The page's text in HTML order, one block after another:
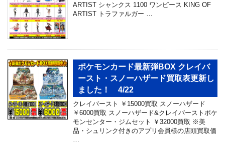
ARTIST シャンクス 1100 ワンピース KING OF
ARTIST トラファルガー …
ポケモンカード最新弾BOX クレイバ
ースト・スノーハザード買取表更新し
ました！ 4/22
クレイバースト ￥15000買取 スノーハザード
￥6000買取 スノーハザード&クレイバーストポケ
モンセンター・ジムセット ￥32000買取 ※美
品・シュリンク付きのアプリ会員様の店頭買取価